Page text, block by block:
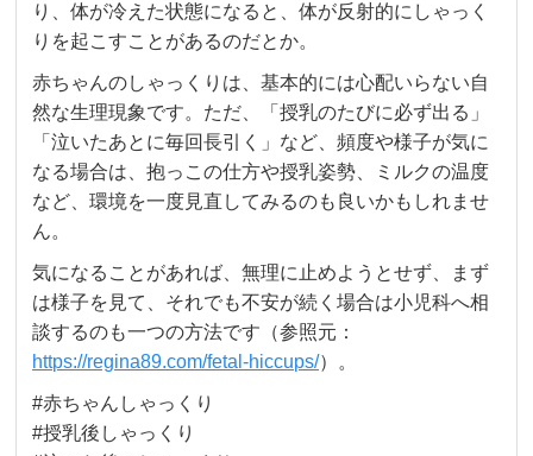
り、体が冷えた状態になると、体が反射的にしゃっく
りを起こすことがあるのだとか。
赤ちゃんのしゃっくりは、基本的には心配いらない自
然な生理現象です。ただ、「授乳のたびに必ず出る」
「泣いたあとに毎回長引く」など、頻度や様子が気に
なる場合は、抱っこの仕方や授乳姿勢、ミルクの温度
など、環境を一度見直してみるのも良いかもしれませ
ん。
気になることがあれば、無理に止めようとせず、まず
は様子を見て、それでも不安が続く場合は小児科へ相
談するのも一つの方法です（参照元：
https://regina89.com/fetal-hiccups/）。
#赤ちゃんしゃっくり
#授乳後しゃっくり